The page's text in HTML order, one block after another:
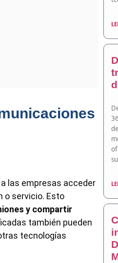
las empresas acceder
o servicio. Esto
y compartir
también pueden
tecnologías